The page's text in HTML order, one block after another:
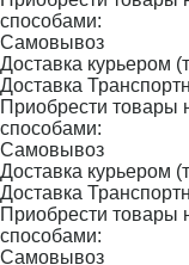
способами:
Самовывоз
Доставка курьером
Доставка
Приобрести товары
способами:
Самовывоз
Доставка курьером
Доставка
Приобрести товары
способами:
Самовывоз